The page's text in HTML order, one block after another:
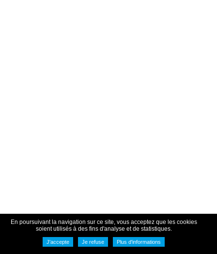
En poursuivant la navigation sur ce site, vous acceptez que les cookies
soient utilisés à des fins d'analyse et de statistiques.
J'accepte Je refuse Plus d'informations